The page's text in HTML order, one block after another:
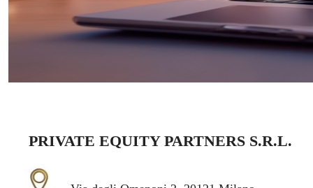
PRIVATE EQUITY PARTNERS S.R.L.